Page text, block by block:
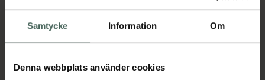
Samtycke Information Om
Denna webbplats använder cookies